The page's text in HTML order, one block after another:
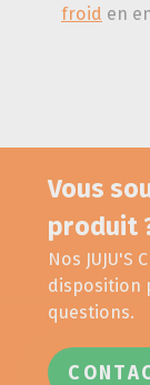
froid en
Vous
produit
Nos
disposition
questions.